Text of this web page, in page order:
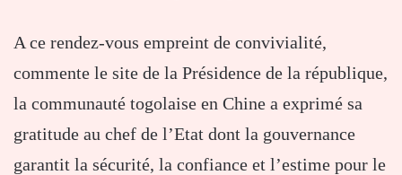
A ce rendez-vous empreint de convivialité,
commente le site de la Présidence de la république,
la communauté togolaise en Chine a exprimé sa
gratitude au chef de l’Etat dont la gouvernance
garantit la sécurité, la confiance et l’estime pour le